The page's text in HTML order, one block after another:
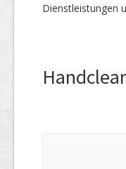
Dienstleistungen